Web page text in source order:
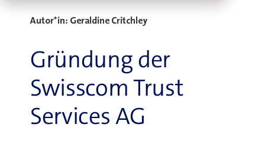
Autor*in: Geraldine Critchley
Gründung der
Swisscom Trust
Services AG